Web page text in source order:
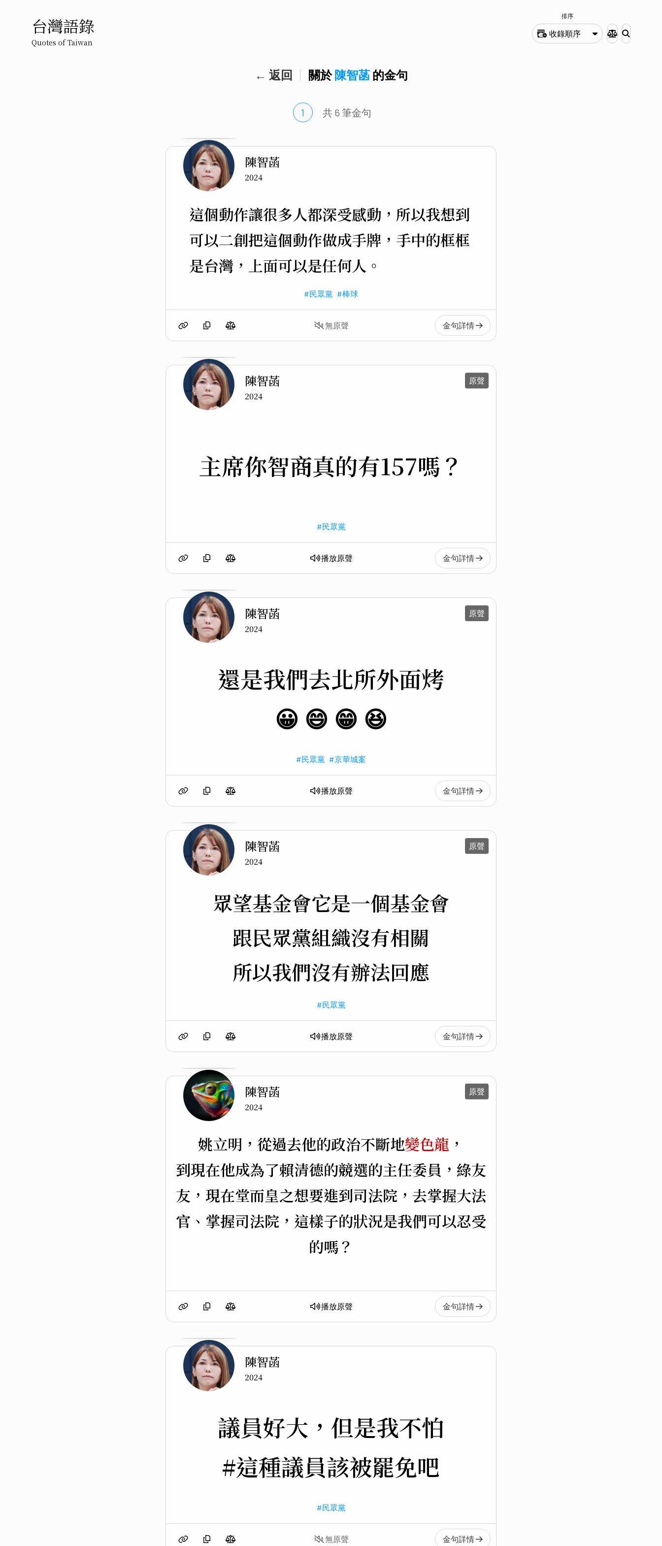
台灣語錄
Quotes of Taiwan
排序
收錄順序
← 返回 關於陳智菡的金句
1 共 6 筆金句
陳智菡
2024
這個動作讓很多人都深受感動，所以我想到
可以二創把這個動作做成手牌，手中的框框
是台灣，上面可以是任何人。
#民眾黨 #棒球
無原聲 金句詳情
陳智菡
2024
原聲
主席你智商真的有157嗎？
#民眾黨
播放原聲 金句詳情
陳智菡
2024
原聲
還是我們去北所外面烤
😀 😄 😁 😆
#民眾黨 #京華城案
播放原聲 金句詳情
陳智菡
2024
原聲
眾望基金會它是一個基金會
跟民眾黨組織沒有相關
所以我們沒有辦法回應
#民眾黨
播放原聲 金句詳情
陳智菡
2024
原聲
姚立明，從過去他的政治不斷地變色龍 ，
到現在他成為了賴清德的競選的主任委員，綠友
友，現在堂而皇之想要進到司法院，去掌握大法
官、掌握司法院，這樣子的狀況是我們可以忍受
的嗎？
播放原聲 金句詳情
陳智菡
2024
議員好大，但是我不怕
#這種議員該被罷免吧
#民眾黨
無原聲 金句詳情